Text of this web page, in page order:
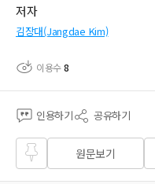
저자
김장대(Jangdae Kim)
이용수8
인용하기 공유하기
즐겨
원문보기